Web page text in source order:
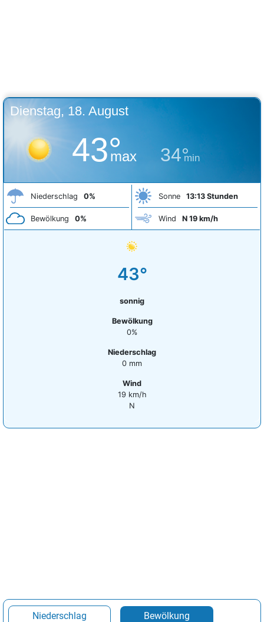
Dienstag, 18. August
43°
max 34°
min
Niederschlag 0%
Bewölkung 0%
Sonne 13:13 Stunden
Wind N 19 km/h
43°
sonnig
Bewölkung
0%
Niederschlag
0 mm
Wind
19 km/h
N
Niederschlag Bewölkung